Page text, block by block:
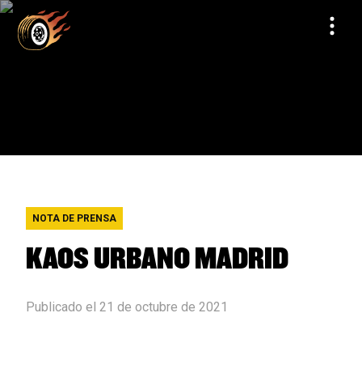
NOTA DE PRENSA
KAOS URBANO MADRID
Publicado el 21 de octubre de 2021